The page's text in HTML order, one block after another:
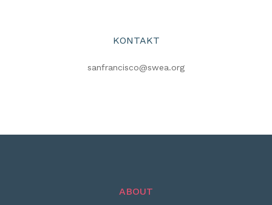
KONTAKT
sanfrancisco@swea.org
ABOUT